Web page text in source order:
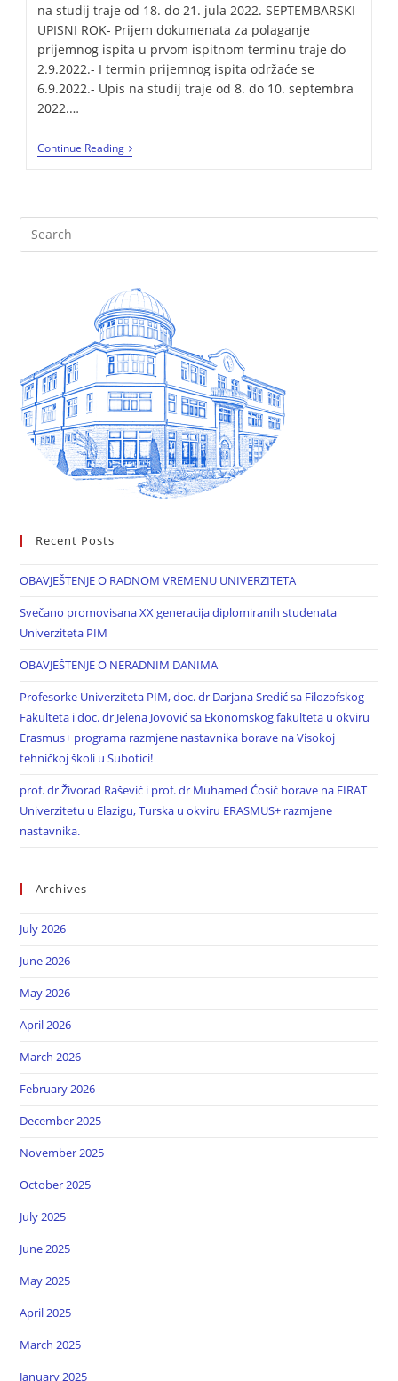
na studij traje od 18. do 21. jula 2022. SEPTEMBARSKI
UPISNI ROK- Prijem dokumenata za polaganje
prijemnog ispita u prvom ispitnom terminu traje do
2.9.2022.- I termin prijemnog ispita održaće se
6.9.2022.- Upis na studij traje od 8. do 10. septembra
2022.…
Continue Reading
Recent Posts
OBAVJEŠTENJE O RADNOM VREMENU UNIVERZITETA
Svečano promovisana XX generacija diplomiranih studenata
Univerziteta PIM
OBAVJEŠTENJE O NERADNIM DANIMA
Profesorke Univerziteta PIM, doc. dr Darjana Sredić sa Filozofskog
Fakulteta i doc. dr Jelena Jovović sa Ekonomskog fakulteta u okviru
Erasmus+ programa razmjene nastavnika borave na Visokoj
tehničkoj školi u Subotici!
prof. dr Živorad Rašević i prof. dr Muhamed Ćosić borave na FIRAT
Univerzitetu u Elazigu, Turska u okviru ERASMUS+ razmjene
nastavnika.
Archives
July 2026
June 2026
May 2026
April 2026
March 2026
February 2026
December 2025
November 2025
October 2025
July 2025
June 2025
May 2025
April 2025
March 2025
January 2025